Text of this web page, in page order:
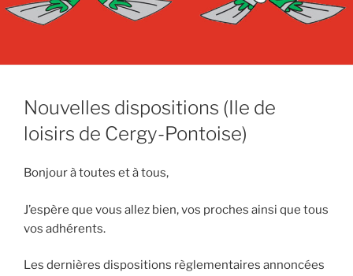
Nouvelles dispositions (Ile de
loisirs de Cergy-Pontoise)
Bonjour à toutes et à tous,
J’espère que vous allez bien, vos proches ainsi que tous
vos adhérents.
Les dernières dispositions règlementaires annoncées